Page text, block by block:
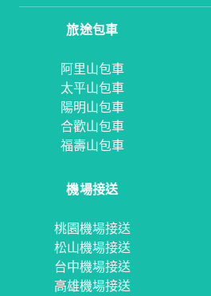
旅途包車
阿里山包車
太平山包車
陽明山包車
合歡山包車
福壽山包車
機場接送
桃園機場接送
松山機場接送
台中機場接送
高雄機場接送